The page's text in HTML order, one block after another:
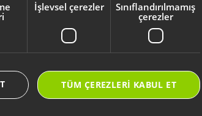
AR110102
Shake'N Take Joy Çift
Bıçaklı Doğrayıcı
Arzum
Prostick Çırpıcı Ayak
Grubu (2 Ad) - Koyu
İşlevsel çerezler
Sınıflandırılmamış
çerezler
TÜM ÇEREZLERI KABUL ET